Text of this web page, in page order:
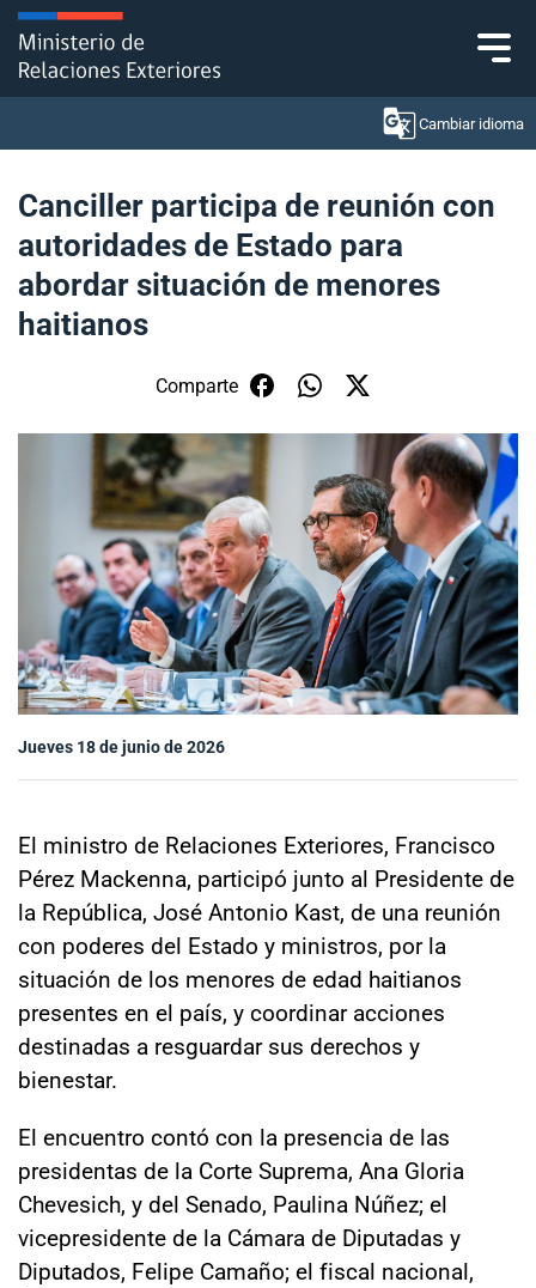
Click acá para ir directamente al contenido
Cambiar idioma
Ministerio
Política Exterior
Subsecretaría de Relaciones Económicas
Internacionales
Sala de prensa
modo claro
Canciller participa de reunión con
autoridades de Estado para
abordar situación de menores
haitianos
Comparte
Jueves 18 de junio de 2026
El ministro de Relaciones Exteriores, Francisco
Pérez Mackenna, participó junto al Presidente de
la República, José Antonio Kast, de una reunión
con poderes del Estado y ministros, por la
situación de los menores de edad haitianos
presentes en el país, y coordinar acciones
destinadas a resguardar sus derechos y
bienestar.
El encuentro contó con la presencia de las
presidentas de la Corte Suprema, Ana Gloria
Chevesich, y del Senado, Paulina Núñez; el
vicepresidente de la Cámara de Diputadas y
Diputados, Felipe Camaño; el fiscal nacional,